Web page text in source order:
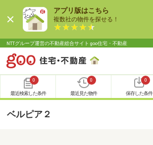
アプリ版はこちら
複数社の物件を探せる！
NTTグループ運営の不動産総合サイト goo住宅・不動産
0
最近検索した条件
0
最近見た物件
0
保存した条件
ベルピア２